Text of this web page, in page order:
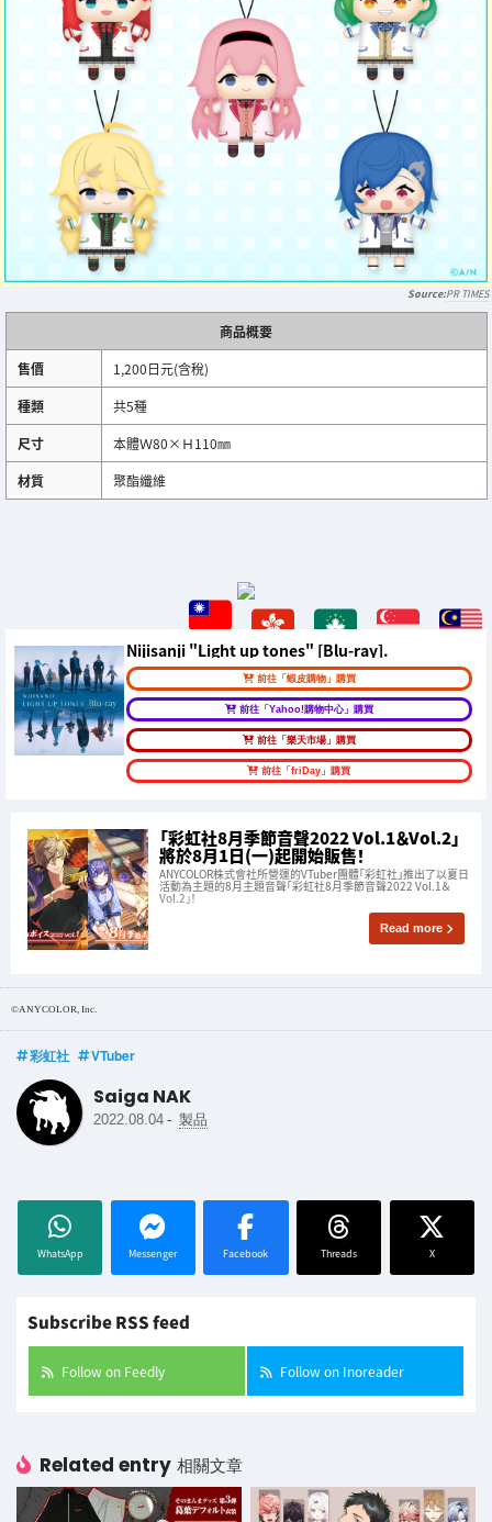
PR TIMES
商品概要
售價
1,200日元(含稅)
種類
共5種
尺寸
本體Ｗ80×Ｈ110㎜
材質
聚酯纖維
Nijisanji "Light up tones" [Blu-ray].
前往「蝦皮購物」購買
前往「Yahoo!購物中心」購買
前往「樂天市場」購買
前往「friDay」購買
「彩虹社8月季節音聲2022 Vol.1＆Vol.2」
將於8月1日(一)起開始販售！
ANYCOLOR株式會社所營運的VTuber團體「彩虹社」推出了以夏日
活動為主題的8月主題音聲「彩虹社8月季節音聲2022 Vol.1＆
Vol.2」！
Read more
©ANYCOLOR, Inc.
彩虹社 VTuber
Saiga NAK
2022.08.04 - 製品
WhatsApp Messenger Facebook Threads X
Subscribe RSS feed
Follow on Feedly Follow on Inoreader
Related entry 相關文章